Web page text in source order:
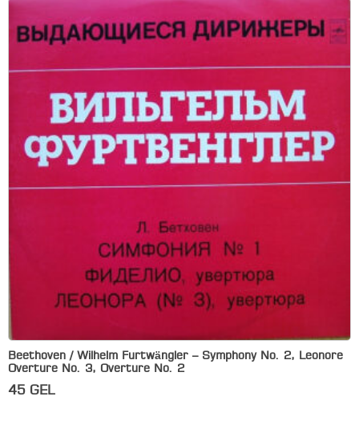
Beethoven / Wilhelm Furtwängler – Symphony No. 2, Leonore
Overture No. 3, Overture No. 2
45 GEL